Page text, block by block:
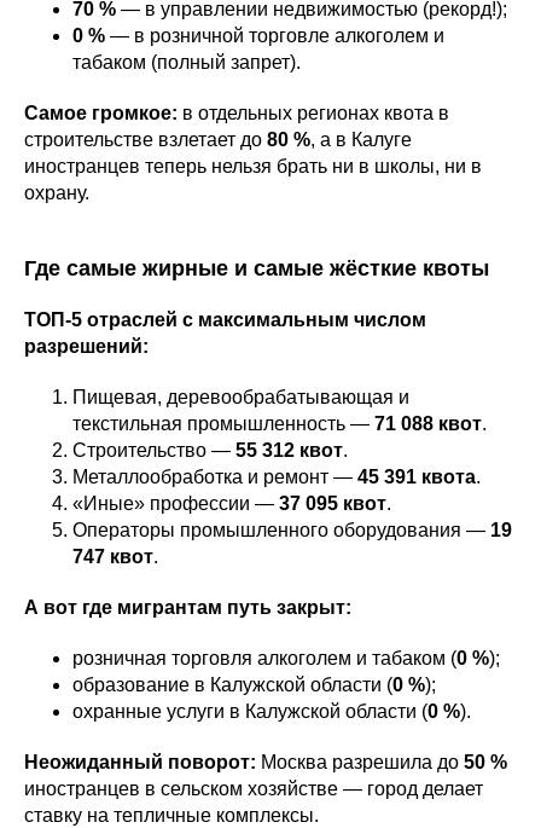
70 % — в управлении недвижимостью (рекорд!);
0 % — в розничной торговле алкоголем и
табаком (полный запрет).
Самое громкое: в отдельных регионах квота в
строительстве взлетает до 80 %, а в Калуге
иностранцев теперь нельзя брать ни в школы, ни в
охрану.
Где самые жирные и самые жёсткие квоты
ТОП‑5 отраслей с максимальным числом
разрешений:
Пищевая, деревообрабатывающая и
текстильная промышленность — 71 088 квот.
Строительство — 55 312 квот.
Металлообработка и ремонт — 45 391 квота.
«Иные» профессии — 37 095 квот.
Операторы промышленного оборудования — 19
747 квот.
А вот где мигрантам путь закрыт:
розничная торговля алкоголем и табаком (0 %);
образование в Калужской области (0 %);
охранные услуги в Калужской области (0 %).
Неожиданный поворот: Москва разрешила до 50 %
иностранцев в сельском хозяйстве — город делает
ставку на тепличные комплексы.